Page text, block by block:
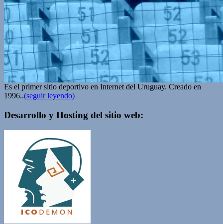
Es el primer sitio deportivo en Internet del Uruguay. Creado en
1996..(seguir leyendo)
Desarrollo y Hosting del sitio web: